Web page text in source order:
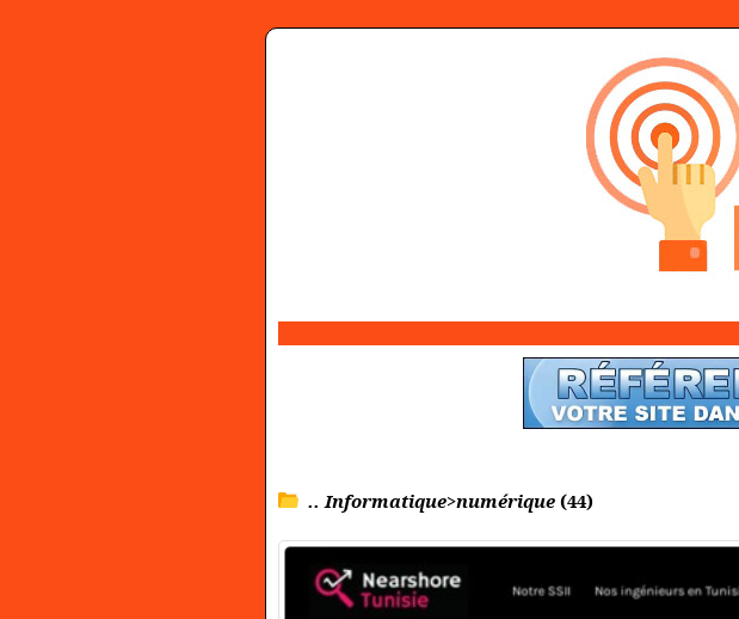
.. Informatique>numérique (44)